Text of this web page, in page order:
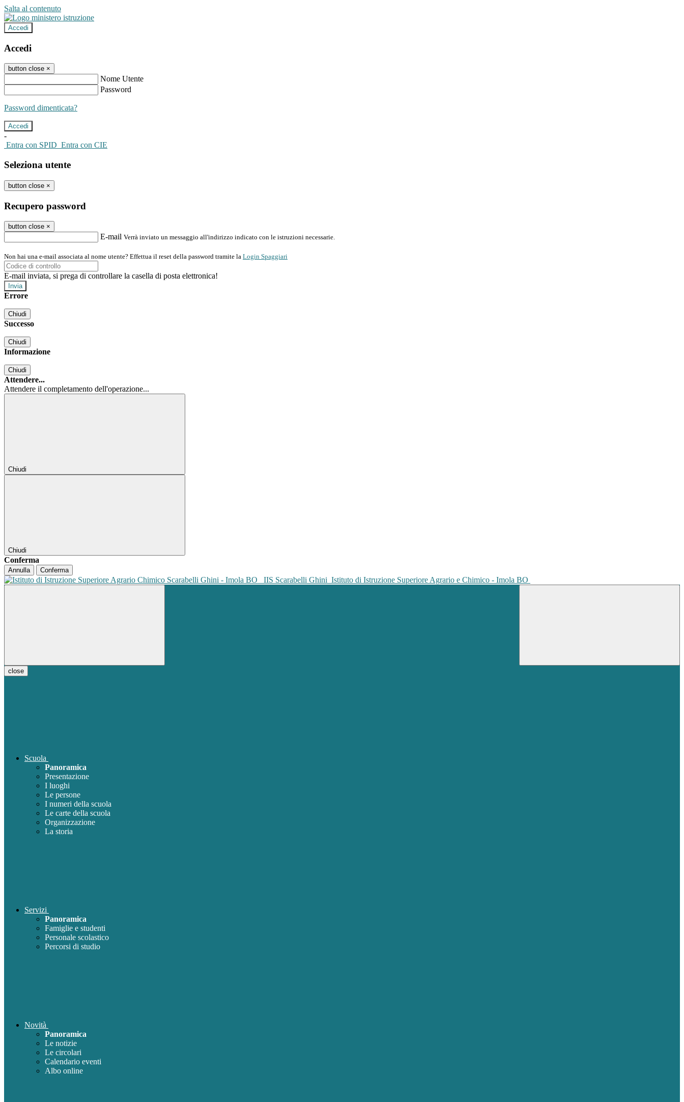
Salta al contenuto
Accedi
Accedi
button close ×
Nome Utente
Password
Password dimenticata?
-
Entra con SPID Entra con CIE
Seleziona utente
button close ×
Recupero password
button close ×
E-mail Verrà inviato un messaggio all'indirizzo indicato con le istruzioni necessarie.
Non hai una e-mail associata al nome utente? Effettua il reset della password tramite la Login Spaggiari
E-mail inviata, si prega di controllare la casella di posta elettronica!
Errore
Chiudi
Successo
Chiudi
Informazione
Chiudi
Attendere...
Attendere il completamento dell'operazione...
Chiudi
Chiudi
Conferma
Annulla Conferma
IIS Scarabelli Ghini Istituto di Istruzione Superiore Agrario e Chimico - Imola BO
close
Scuola
Panoramica
Presentazione
I luoghi
Le persone
I numeri della scuola
Le carte della scuola
Organizzazione
La storia
Servizi
Panoramica
Famiglie e studenti
Personale scolastico
Percorsi di studio
Novità
Panoramica
Le notizie
Le circolari
Calendario eventi
Albo online